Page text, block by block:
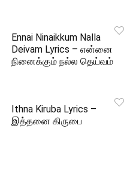
Ennai Ninaikkum Nalla
Deivam Lyrics – என்னை
நினைக்கும் நல்ல தெய்வம்
Ithna Kiruba Lyrics –
இத்தனை கிருபை